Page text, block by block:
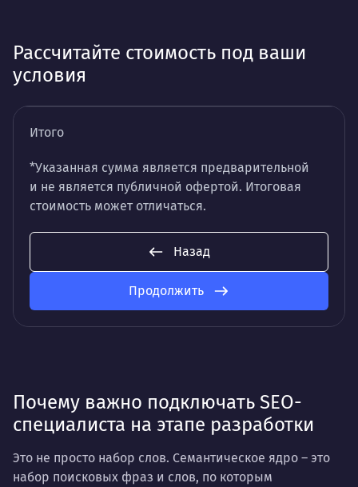
Рассчитайте стоимость под ваши
условия
Итого
*Указанная сумма является предварительной
и не является публичной офертой. Итоговая
стоимость может отличаться.
Назад
Продолжить
Почему важно подключать SEO-
специалиста на этапе разработки
Это не просто набор слов. Семантическое ядро – это
набор поисковых фраз и слов, по которым